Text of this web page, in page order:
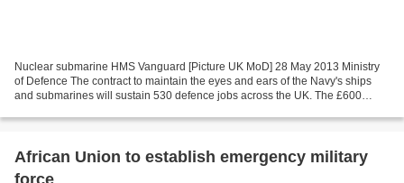
Nuclear submarine HMS Vanguard [Picture UK MoD] 28 May 2013 Ministry
of Defence The contract to maintain the eyes and ears of the Navy's ships
and submarines will sustain 530 defence jobs across the UK. The £600
African Union to establish emergency military